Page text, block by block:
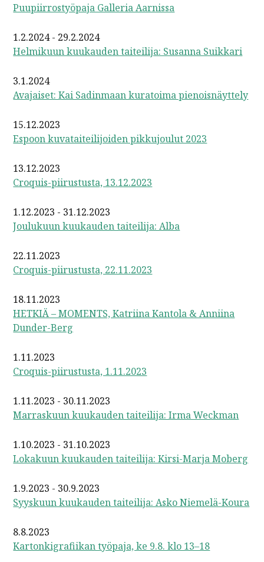
Puupiirrostyöpaja Galleria Aarnissa
1.2.2024 - 29.2.2024
Helmikuun kuukauden taiteilija: Susanna Suikkari
3.1.2024
Avajaiset: Kai Sadinmaan kuratoima pienoisnäyttely
15.12.2023
Espoon kuvataiteilijoiden pikkujoulut 2023
13.12.2023
Croquis-piirustusta, 13.12.2023
1.12.2023 - 31.12.2023
Joulukuun kuukauden taiteilija: Alba
22.11.2023
Croquis-piirustusta, 22.11.2023
18.11.2023
HETKIÄ – MOMENTS, Katriina Kantola & Anniina
Dunder-Berg
1.11.2023
Croquis-piirustusta, 1.11.2023
1.11.2023 - 30.11.2023
Marraskuun kuukauden taiteilija: Irma Weckman
1.10.2023 - 31.10.2023
Lokakuun kuukauden taiteilija: Kirsi-Marja Moberg
1.9.2023 - 30.9.2023
Syyskuun kuukauden taiteilija: Asko Niemelä-Koura
8.8.2023
Kartonkigrafiikan työpaja, ke 9.8. klo 13–18